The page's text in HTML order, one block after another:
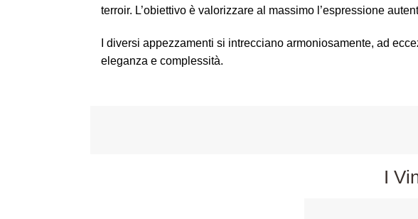
terroir. L’obiettivo è valorizzare al massimo l’espressione
I diversi appezzamenti si intrecciano armoniosamente, ad
eleganza e complessità.
I